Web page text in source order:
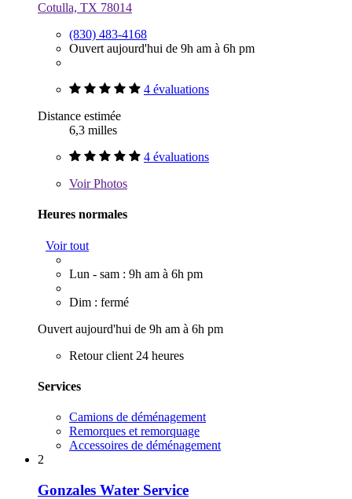
Cotulla, TX 78014
(830) 483-4168
Ouvert aujourd'hui de 9h am à 6h pm
4 évaluations
Distance estimée
6,3 milles
4 évaluations
VoirPhotos
Heures normales
Voir tout
Lun - sam : 9h am à 6h pm
Dim : fermé
Ouvert aujourd'hui de 9h am à 6h pm
Retour client 24 heures
Services
Camions de déménagement
Remorques et remorquage
Accessoires de déménagement
2
Gonzales Water Service